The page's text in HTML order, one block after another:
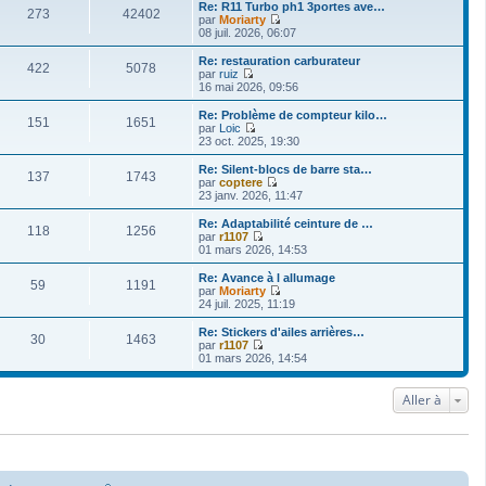
r
l
e
d
e
r
n
e
m
e
s
s
a
g
e
273 42402
Re: R11 Turbo ph1 3portes ave…
par Moriarty
V
o
i
r
l
e
d
e
r
n
e
m
e
s
a
g
e
08 juil. 2026, 06:07
422 5078
Re: restauration carburateur
par ruiz
V
o
i
r
l
e
d
e
r
n
e
r
m
e
s
s
a
g
e
16 mai 2026, 09:56
151 1651
Re: Problème de compteur kilo…
par Loic
V
o
r
l
e
e
r
n
e
r
m
e
s
s
a
g
23 oct. 2025, 19:30
137 1743
Re: Silent-blocs de barre sta…
par coptere
V
o
i
r
l
e
d
e
r
n
e
m
e
23 janv. 2026, 11:47
118 1256
Re: Adaptabilité ceinture de …
par r1107
V
o
r
e
e
r
n
i
a
01 mars 2026, 14:53
59 1191
Re: Avance à l allumage
par Moriarty
V
o
i
r
l
e
d
i
m
24 juil. 2025, 11:19
30 1463
Re: Stickers d'ailes arrières…
par r1107
V
o
i
d
n
01 mars 2026, 14:54
Aller à